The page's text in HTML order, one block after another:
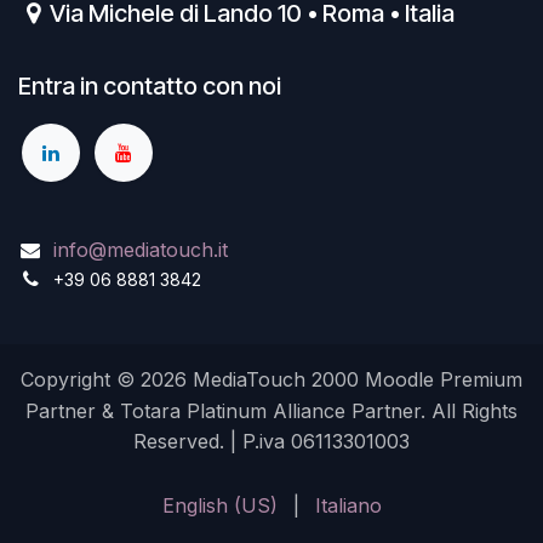
Via Michele di Lando 10 • Roma • Italia
Entra in contatto con noi
info@mediatouch.it
+39 06 8881 3842
Copyright © 2026 MediaTouch 2000 Moodle Premium
Partner & Totara Platinum Alliance Partner. All Rights
Reserved. | P.iva 06113301003
English (US) Italiano